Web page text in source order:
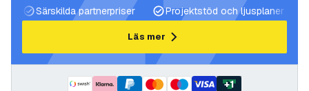
Särskilda partnerpriser
Projektstöd och ljusplaner
Läs mer
+1